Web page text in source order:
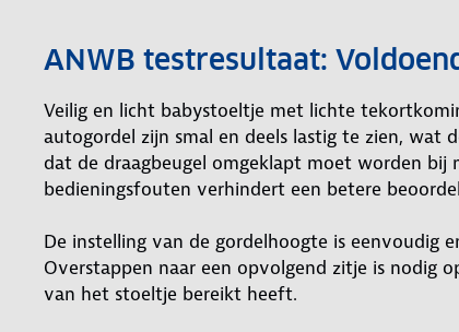
ANWB testresultaat:
Veilig en licht babystoeltje met lichte
autogordel zijn smal en deels lastig te zien, wat
dat de draagbeugel omgeklapt moet worden bij
bedieningsfouten verhindert een betere
De instelling van de gordelhoogte is eenvoudig
Overstappen naar een opvolgend zitje is
van het stoeltje bereikt heeft.